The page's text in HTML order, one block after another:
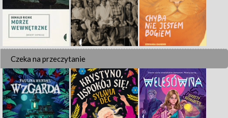
Czeka na przeczytanie